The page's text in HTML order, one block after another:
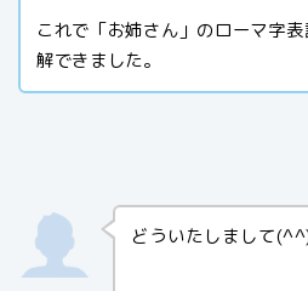
これで「お姉さん」のローマ字
解できました。
どういたしまして